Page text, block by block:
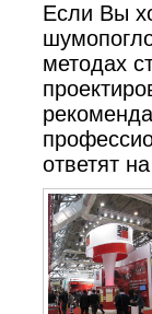
Если Вы
методах
ответят